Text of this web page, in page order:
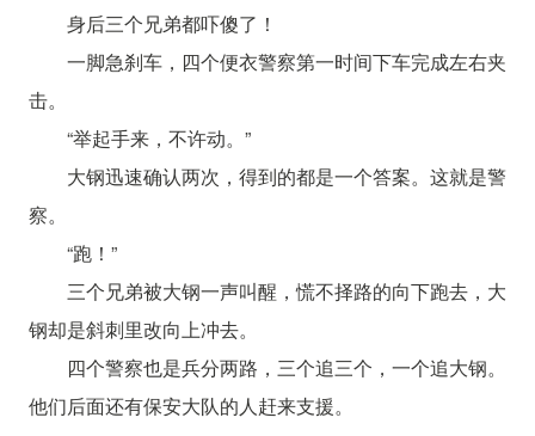
身后三个兄弟都吓傻了！
一脚急刹车，四个便衣警察第一时间下车完成左右夹
击。
“举起手来，不许动。”
大钢迅速确认两次，得到的都是一个答案。这就是警
察。
“跑！”
三个兄弟被大钢一声叫醒，慌不择路的向下跑去，大
钢却是斜刺里改向上冲去。
四个警察也是兵分两路，三个追三个，一个追大钢。
他们后面还有保安大队的人赶来支援。